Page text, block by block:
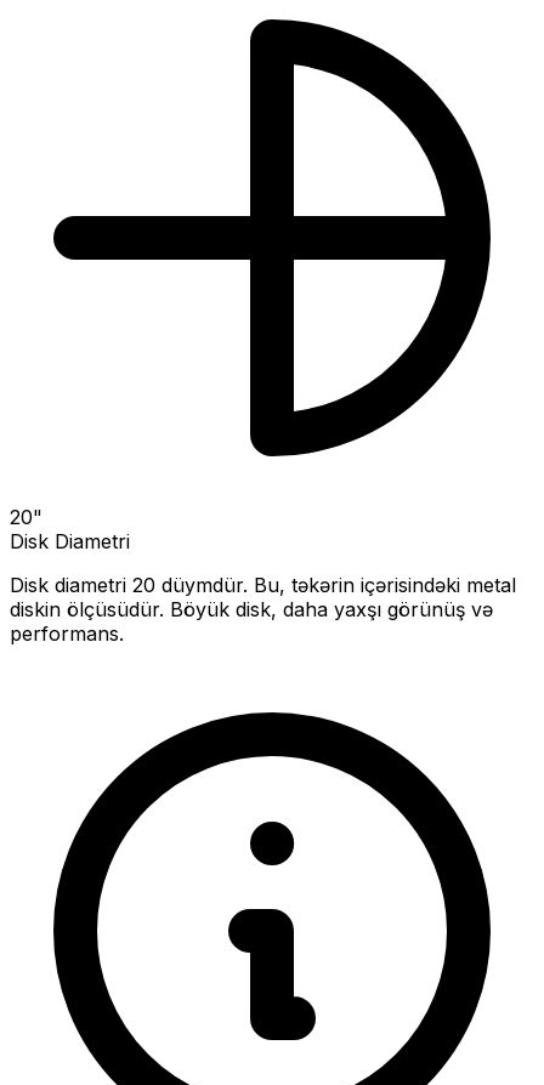
20"
Disk Diametri
Disk diametri 20 düymdür. Bu, təkərin içərisindəki metal
diskin ölçüsüdür. Böyük disk, daha yaxşı görünüş və
performans.